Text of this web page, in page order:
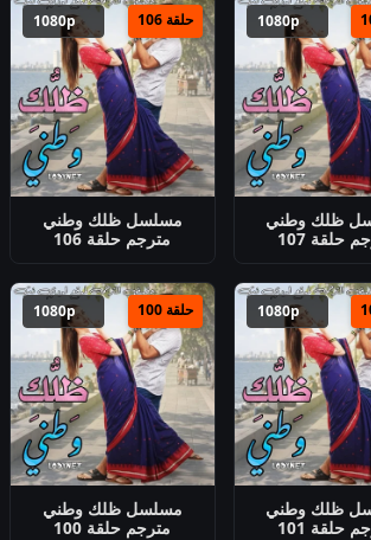
1080p
ظلك وطني
حلقة 107
حلقة 106 1080p
مسلسل ظلك وطني
مترجم حلقة 106
1080p
ظلك وطني
حلقة 101
حلقة 100 1080p
مسلسل ظلك وطني
مترجم حلقة 100